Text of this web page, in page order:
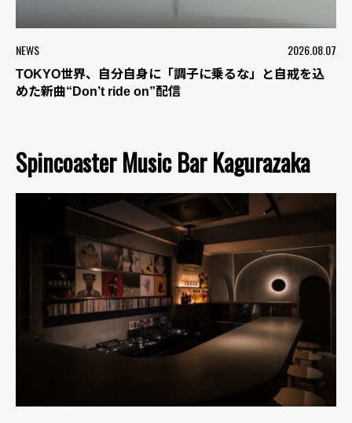
NEWS 2026.08.07
TOKYO世界、自分自身に「調子に乗るな」と自戒を込
めた新曲“Don’t ride on”配信
Spincoaster Music Bar Kagurazaka